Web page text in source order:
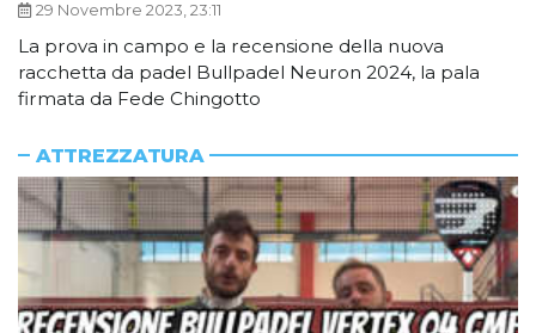
29 Novembre 2023, 23:11
La prova in campo e la recensione della nuova
racchetta da padel Bullpadel Neuron 2024, la pala
firmata da Fede Chingotto
ATTREZZATURA